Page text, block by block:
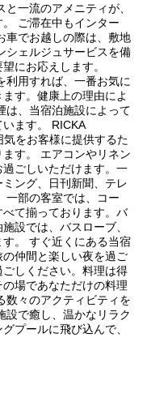
一流のアメニティが、
ご滞在中もインター
車でお越しの際は、敷地
シェルジュサービスを備
にお応えします。
利用すれば、一番お気に
す。健康上の理由によ
は、当宿泊施設によって
ます。 RICKA
をお客様に提供するた
す。 エアコンやリネン
ごしいただけます。一
ング、日刊新聞、テレ
一部の客室では、コー
て揃っております。バ
設では、バスローブ、
。 すぐ近くにある当宿
仲間と楽しい夜を過ご
しください。料理は得
場であなただけの料理
数々のアクティビティを
設で癒し、温かなリラク
プールに飛び込んで、